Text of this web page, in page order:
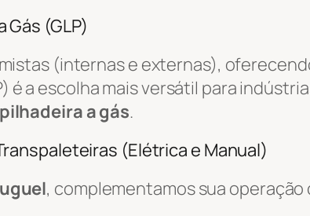
Gás (GLP)
(internas e externas),
é a escolha mais versátil para
a gás.
(Elétrica e Manual)
, complementamos sua operação